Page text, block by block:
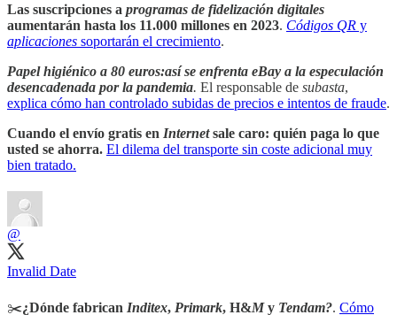
Las suscripciones a programas de fidelización digitales
aumentarán hasta los 11.000 millones en 2023. Códigos QR y
aplicaciones soportarán el crecimiento.
Papel higiénico a 80 euros:así se enfrenta eBay a la especulación
desencadenada por la pandemia. El responsable de subasta,
explica cómo han controlado subidas de precios e intentos de fraude.
Cuando el envío gratis en Internetsale caro: quién paga lo que
usted se ahorra. El dilema del transporte sin coste adicional muy
bien tratado.
@
Invalid Date
✂️¿Dónde fabrican Inditex, Primark, H&My Tendam?. Cómo